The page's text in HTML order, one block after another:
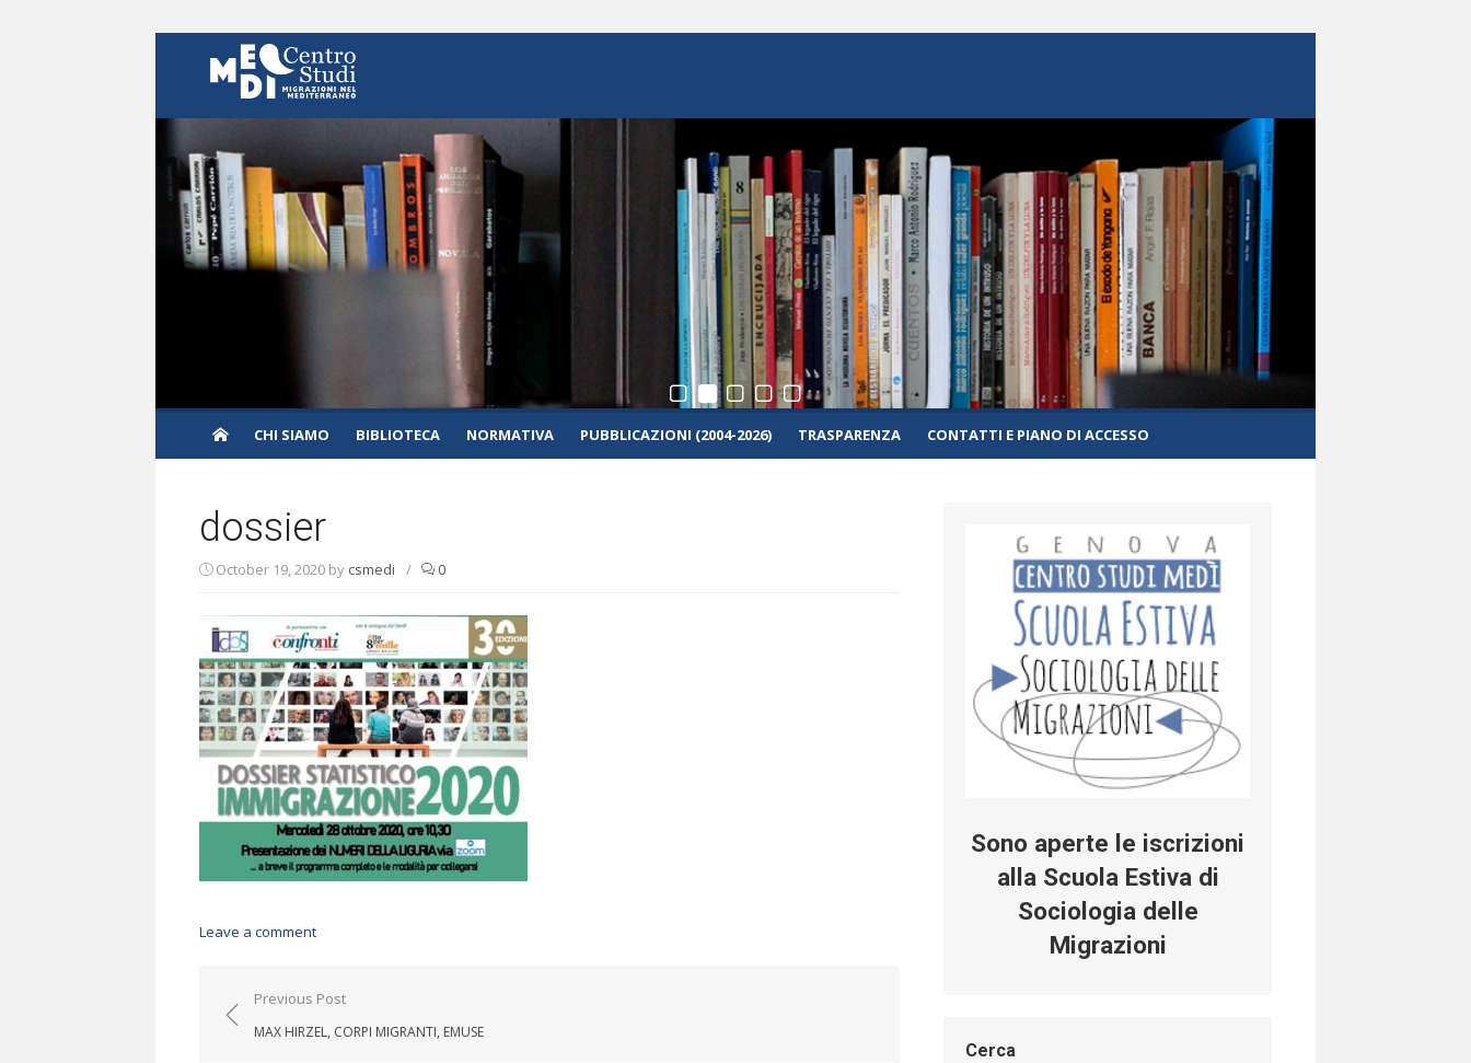
Skip to content
CHI SIAMO BIBLIOTECA NORMATIVA PUBBLICAZIONI (2004-2026) TRASPARENZA CONTATTI E PIANO DI ACCESSO
dossier
October 19, 2020 by csmedi / 0
Leave a comment
Post navigation
Previous Post
MAX HIRZEL, CORPI MIGRANTI, EMUSE
Sono aperte le iscrizioni
alla Scuola Estiva di
Sociologia delle
Migrazioni
Cerca